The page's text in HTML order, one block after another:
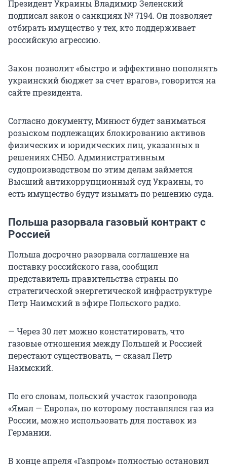
Президент Украины Владимир Зеленский
подписал закон о санкциях № 7194. Он позволяет
отбирать имущество у тех, кто поддерживает
российскую агрессию.
Закон позволит «быстро и эффективно пополнять
украинский бюджет за счет врагов», говорится на
сайте президента.
Согласно документу, Минюст будет заниматься
розыском подлежащих блокированию активов
физических и юридических лиц, указанных в
решениях СНБО. Административным
судопроизводством по этим делам займется
Высший антикоррупционный суд Украины, то
есть имущество будут изымать по решению суда.
Польша разорвала газовый контракт с
Россией
Польша досрочно разорвала соглашение на
поставку российского газа, сообщил
представитель правительства страны по
стратегической энергетической инфраструктуре
Петр Наимский в эфире Польского радио.
— Через 30 лет можно констатировать, что
газовые отношения между Польшей и Россией
перестают существовать, — сказал Петр
Наимский.
По его словам, польский участок газопровода
«Ямал — Европа», по которому поставлялся газ из
России, можно использовать для поставок из
Германии.
В конце апреля «Газпром» полностью остановил